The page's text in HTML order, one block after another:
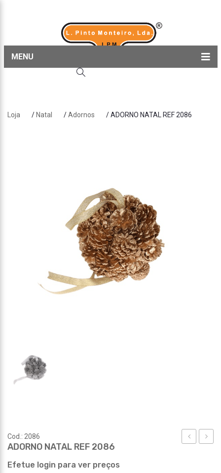
MENU
Sobre nós
Loja / Natal /Adornos / ADORNO NATAL REF 2086
Cod.: 2086
ADORNO NATAL REF 2086
Efetue login para ver preços